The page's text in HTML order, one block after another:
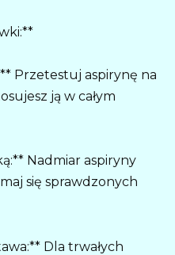
Przetestuj aspirynę na
ją w całym
Nadmiar aspiryny
się sprawdzonych
Dla trwałych